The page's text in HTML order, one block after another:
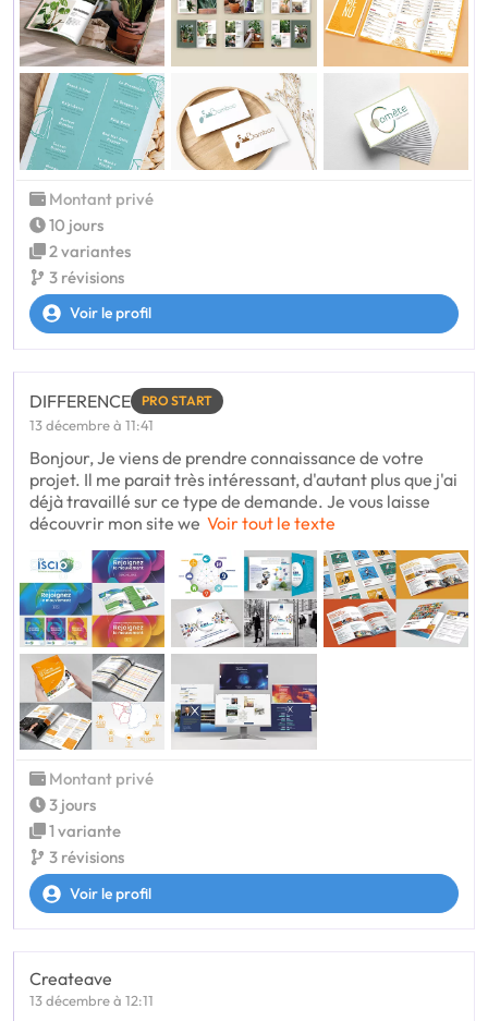
Montant privé
10 jours
2 variantes
3 révisions
Voir le profil
DIFFERENCE PRO START
13 décembre à 11:41
Bonjour, Je viens de prendre connaissance de votre
projet. Il me parait très intéressant, d'autant plus que j'ai
déjà travaillé sur ce type de demande. Je vous laisse
découvrir mon site we Voir tout le texte
Montant privé
3 jours
1 variante
3 révisions
Voir le profil
Createave
13 décembre à 12:11